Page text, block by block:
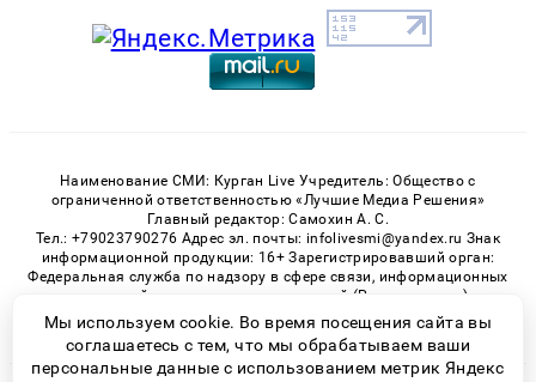
Наименование СМИ: Курган Live Учредитель: Общество с
ограниченной ответственностью «Лучшие Медиа Решения»
Главный редактор: Самохин А. С.
Тел.: +79023790276 Адрес эл. почты: infolivesmi@yandex.ru Знак
информационной продукции: 16+ Зарегистрировавший орган:
Федеральная служба по надзору в сфере связи, информационных
технологий и массовых коммуникаций (Роскомнадзор)
Регистрационный номер СМИ ЭЛ № ФС 77 - 82535 от 21.01.2022
Мы используем cookie. Во время посещения сайта вы
соглашаетесь с тем, что мы обрабатываем ваши
персональные данные с использованием метрик Яндекс